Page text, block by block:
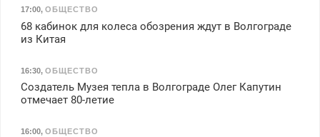
17:00, ОБЩЕСТВО
68 кабинок для колеса обозрения ждут в Волгограде
из Китая
16:30, ОБЩЕСТВО
Создатель Музея тепла в Волгограде Олег Капутин
отмечает 80-летие
16:00, ОБЩЕСТВО